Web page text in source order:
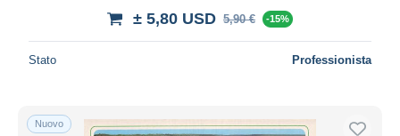
± 5,80 USD 5,90 € -15%
Stato Professionista
Nuovo